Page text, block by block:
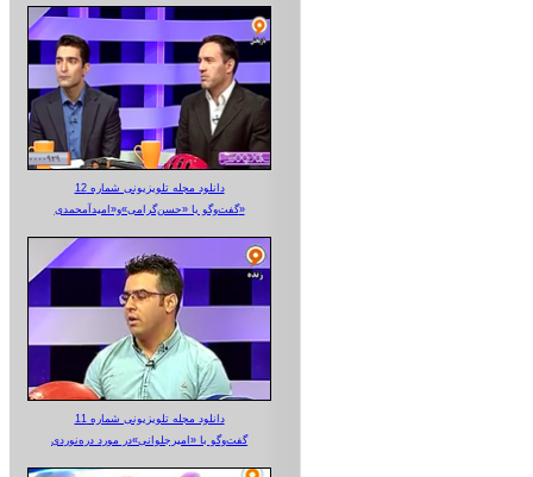
دانلود مجله تلویزیونی شماره 12
گفت‌وگو با «حسن‌گرامی»و«امیدآمحمدی»
دانلود مجله تلویزیونی شماره 11
گفت‌وگو با «امیرجلوانی»در مورد دره‌نوردی